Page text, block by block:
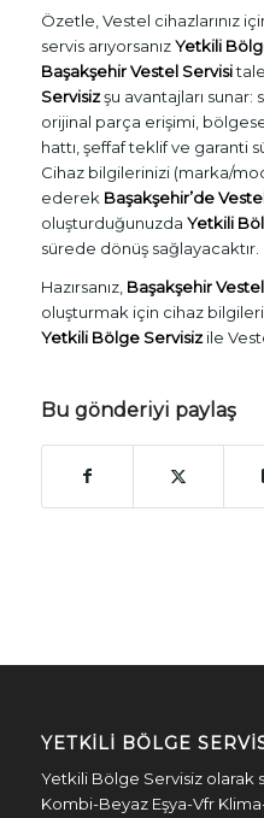
Özetle, Vestel cihazlarınız
servis arıyorsanızYetkili
Başakşehir Vestel Servisi
Servisizşu avantajları sunar:
orijinal parça erişimi,
hattı, şeffaf teklif ve garanti
Cihaz bilgilerinizi (marka/
ederek Başakşehir’de
oluşturduğunuzda Yetkili
sürede dönüş sağlayacaktır.
Hazırsanız, Başakşehir
oluşturmak için cihaz
Yetkili Bölge Servisizile
Bu gönderiyi paylaş
YETKILI BÖLGE
Yetkili Bölge Servisiz olarak
Kombi-Beyaz Eşya-Vfr